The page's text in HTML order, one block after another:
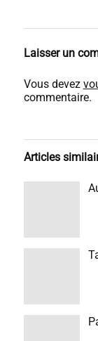
Laisser un
Vous devez
commentaire.
Articles